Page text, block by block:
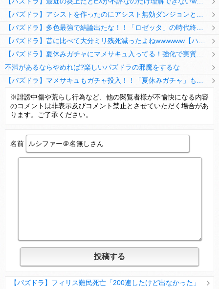
不満があるならやめれば?楽しいパズドラの邪魔をするな
【パズドラ】TB・HEARTSの6人は全員分岐進化とアシスト2種あり！HEARTSエンジェルの進化いいな
変な所でセーブして詰んだゲーム、貴方にはありますか？
Powered by livedoor 相互RSS
※誹謗中傷や荒らし行為など、他の閲覧者様が不愉快になる内容
のコメントは非表示及びコメント禁止とさせていただく場合があ
ります。ご了承ください。
名前
【パズドラ】フィリス難民死亡「200連したけど出なかった」